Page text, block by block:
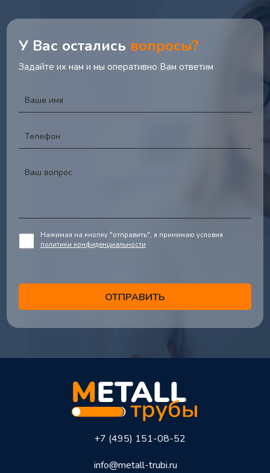
У Вас остались вопросы?
Задайте их нам и мы оперативно Вам ответим
Нажимая на кнопку "отправить", я принимаю условия
политики конфиденциальности
+7 (495) 151-08-52
info@metall-trubi.ru